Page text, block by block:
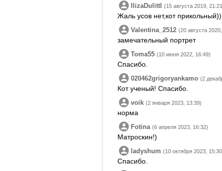
IlizaDulittl (15 августа 2019,
Жаль усов нет,кот прикольный))
Valentina_2512 (20 августа
замечательный портрет
Toma55 (10 июня 2022, 16:49)
Спасибо.
020462grigoryankamo (2
Кот ученый! Спасибо.
voik (2 января 2023, 13:39)
норма
Fotina (6 апреля 2023, 16:32)
Матроскин!)
ladyshum (10 октября 2023,
Спасибо.